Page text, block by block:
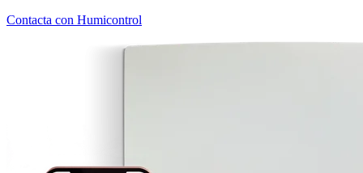
Contacta con Humicontrol